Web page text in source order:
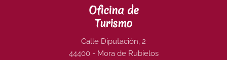
Oficina de
Turismo
Calle Diputación, 2
44400 - Mora de Rubielos